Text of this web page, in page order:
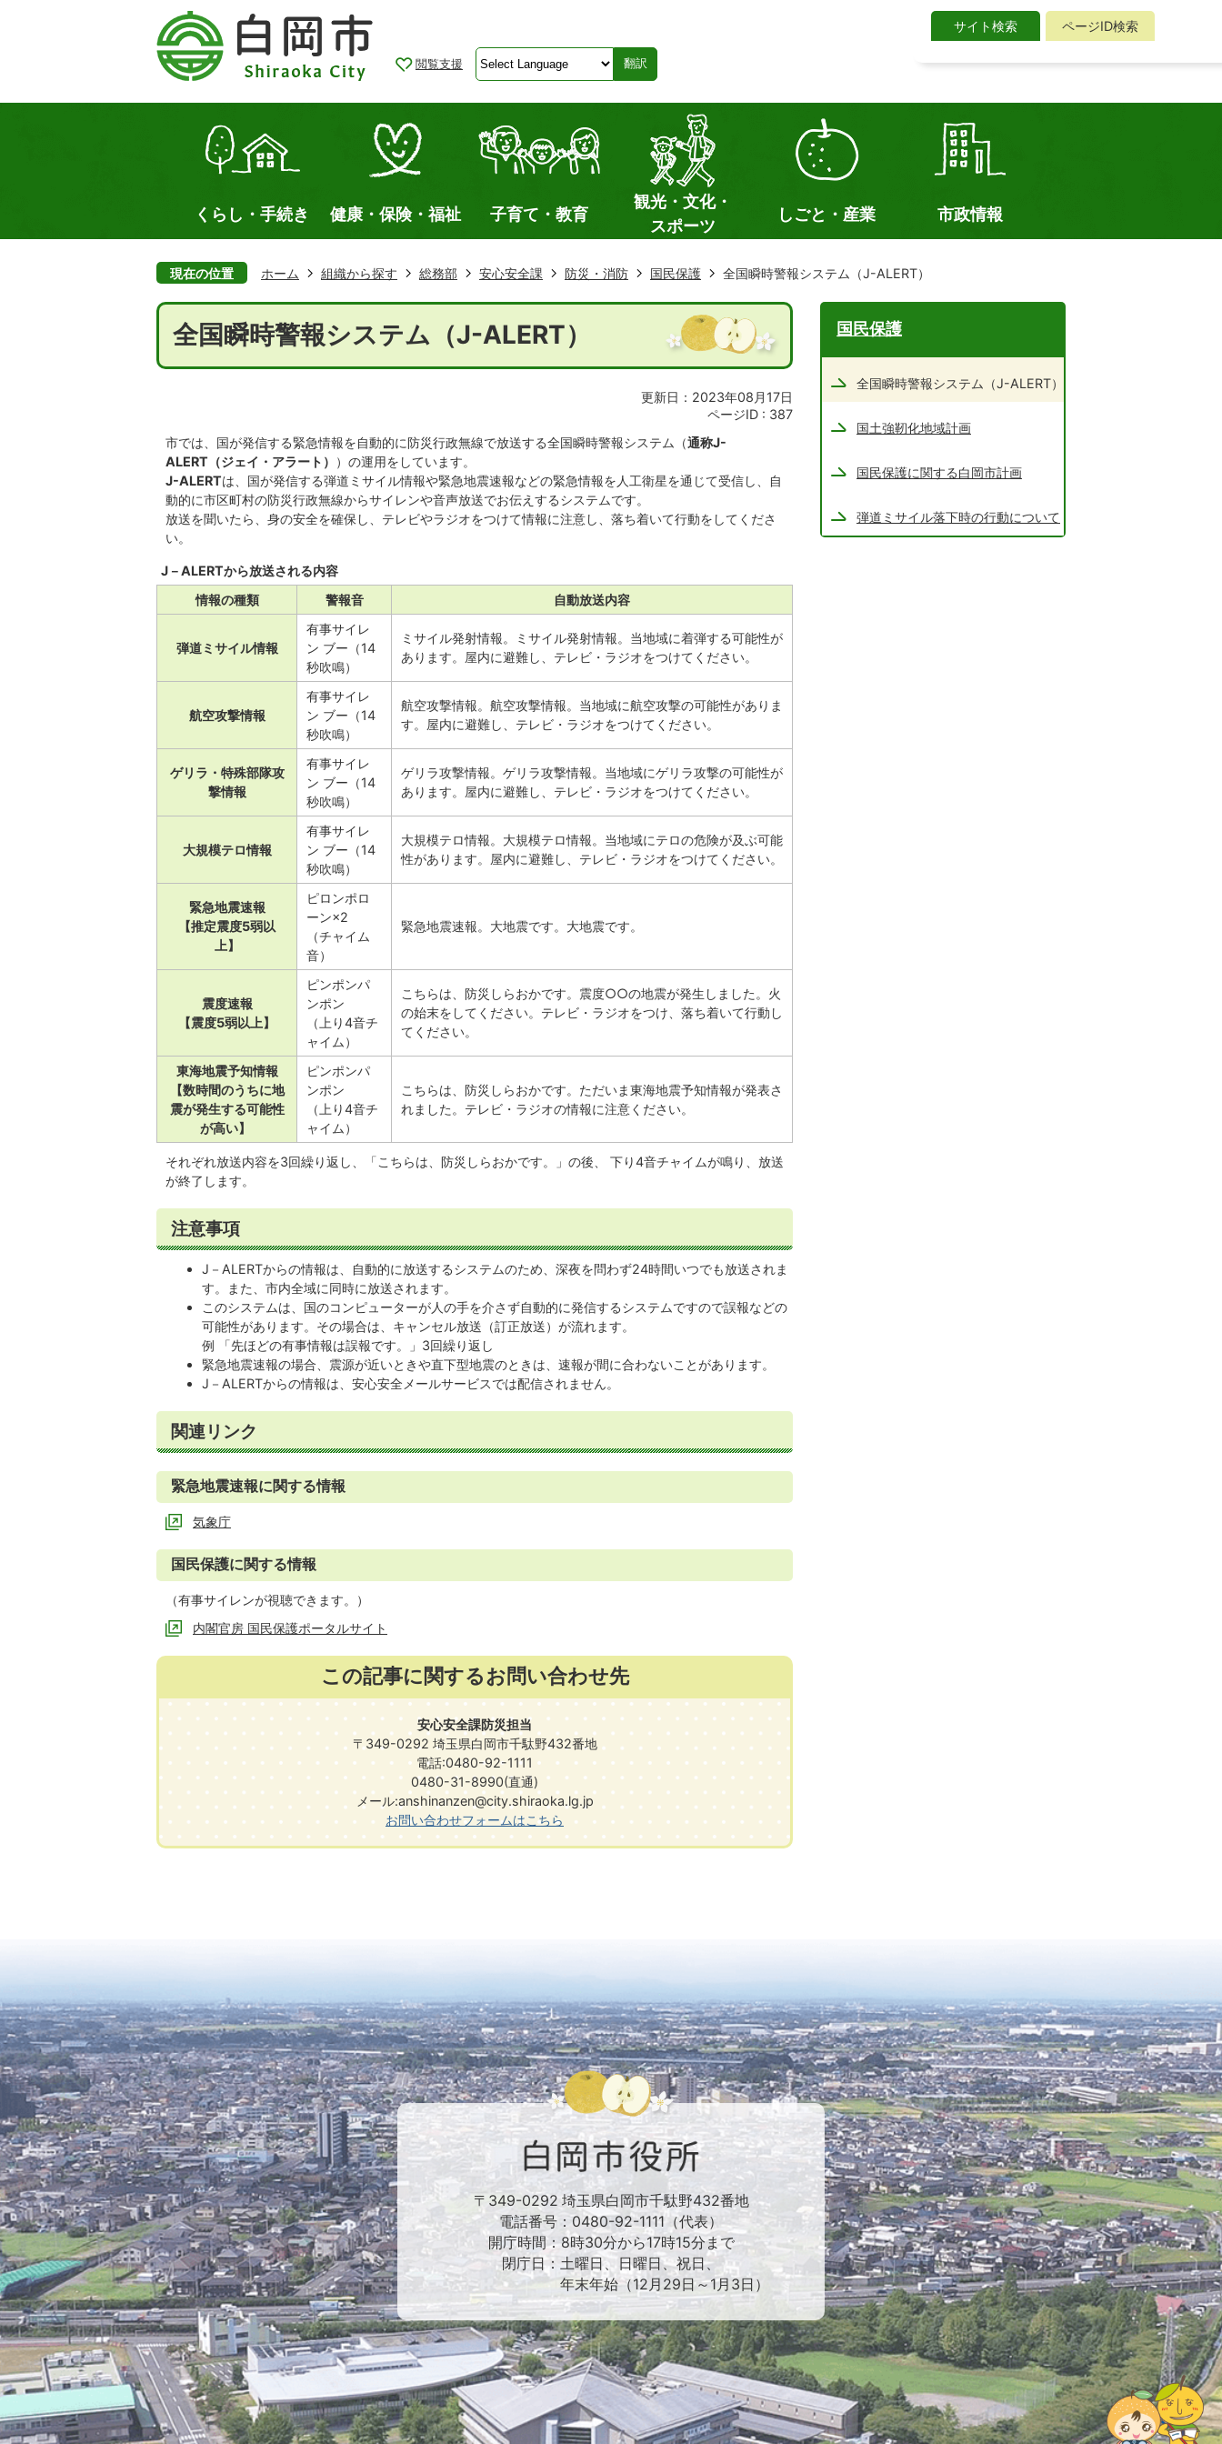
閲覧支援 翻訳
サイト検索
ページID検索
イ
検
くらし・手続き 健康・保険・福祉 子育て・教育
観光・文化・
スポーツ
しごと・産業 市政情報
現在の位置 ホーム 組織から探す 総務部 安心安全課 防災・消防 国民保護 全国瞬時警報システム（J-ALERT）
全国瞬時警報システム（J-ALERT）
更新日：2023年08月17日
ページID : 387
市では、国が発信する緊急情報を自動的に防災行政無線で放送する全国瞬時警報システム（通称J-
ALERT（ジェイ・アラート） ）の運用をしています。
J-ALERTは、国が発信する弾道ミサイル情報や緊急地震速報などの緊急情報を人工衛星を通じて受信し、自
動的に市区町村の防災行政無線からサイレンや音声放送でお伝えするシステムです。
放送を聞いたら、身の安全を確保し、テレビやラジオをつけて情報に注意し、落ち着いて行動をしてくださ
い。
J－ALERTから放送される内容
情報の種類
警報音 自動放送内容
弾道ミサイル情報
有事サイレ
ン ブー（14
秒吹鳴）
ミサイル発射情報。ミサイル発射情報。当地域に着弾する可能性が
あります。屋内に避難し、テレビ・ラジオをつけてください。
航空攻撃情報
有事サイレ
ン ブー（14
秒吹鳴）
航空攻撃情報。航空攻撃情報。当地域に航空攻撃の可能性がありま
す。屋内に避難し、テレビ・ラジオをつけてください。
ゲリラ・特殊部隊攻
撃情報
有事サイレ
ン ブー（14
秒吹鳴）
ゲリラ攻撃情報。ゲリラ攻撃情報。当地域にゲリラ攻撃の可能性が
あります。屋内に避難し、テレビ・ラジオをつけてください。
大規模テロ情報
有事サイレ
ン ブー（14
秒吹鳴）
大規模テロ情報。大規模テロ情報。当地域にテロの危険が及ぶ可能
性があります。屋内に避難し、テレビ・ラジオをつけてください。
緊急地震速報
【推定震度5弱以
上】
ピロンポロ
ーン×2
（チャイム
音）
緊急地震速報。大地震です。大地震です。
震度速報
【震度5弱以上】
ピンポンパ
ンポン
（上り4音チ
ャイム）
こちらは、防災しらおかです。震度○○の地震が発生しました。火
の始末をしてください。テレビ・ラジオをつけ、落ち着いて行動し
てください。
東海地震予知情報
【数時間のうちに地
震が発生する可能性
が高い】
ピンポンパ
ンポン
（上り4音チ
ャイム）
こちらは、防災しらおかです。ただいま東海地震予知情報が発表さ
れました。テレビ・ラジオの情報に注意ください。
それぞれ放送内容を3回繰り返し、「こちらは、防災しらおかです。」の後、 下り4音チャイムが鳴り、放送
が終了します。
注意事項
J－ALERTからの情報は、自動的に放送するシステムのため、深夜を問わず24時間いつでも放送されま
す。また、市内全域に同時に放送されます。
このシステムは、国のコンピューターが人の手を介さず自動的に発信するシステムですので誤報などの
可能性があります。その場合は、キャンセル放送（訂正放送）が流れます。
例 「先ほどの有事情報は誤報です。」3回繰り返し
緊急地震速報の場合、震源が近いときや直下型地震のときは、速報が間に合わないことがあります。
J－ALERTからの情報は、安心安全メールサービスでは配信されません。
関連リンク
緊急地震速報に関する情報
気象庁
国民保護に関する情報
（有事サイレンが視聴できます。）
内閣官房 国民保護ポータルサイト
この記事に関するお問い合わせ先
安心安全課防災担当
〒349-0292 埼玉県白岡市千駄野432番地
電話:0480-92-1111
0480-31-8990(直通)
メール:anshinanzen@city.shiraoka.lg.jp
お問い合わせフォームはこちら
国民保護
全国瞬時警報システム（J-ALERT）
国土強靭化地域計画
国民保護に関する白岡市計画
弾道ミサイル落下時の行動について
〒349-0292 埼玉県白岡市千駄野432番地
電話番号：0480-92-1111（代表）
開庁時間：8時30分から17時15分まで
閉庁日：土曜日、日曜日、祝日、
年末年始（12月29日～1月3日）